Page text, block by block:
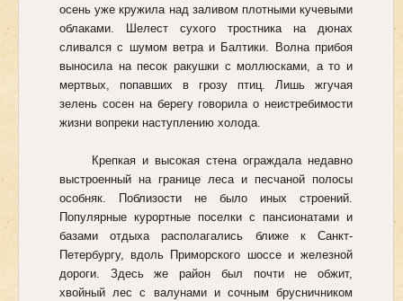
осень уже кружила над заливом плотными кучевыми
облаками. Шелест сухого тростника на дюнах
сливался с шумом ветра и Балтики. Волна прибоя
выносила на песок ракушки с моллюсками, а то и
мертвых, попавших в грозу птиц. Лишь жгучая
зелень сосен на берегу говорила о неистребимости
жизни вопреки наступлению холода.
Крепкая и высокая стена ограждала недавно
выстроенный на границе леса и песчаной полосы
особняк. Поблизости не было иных строений.
Популярные курортные поселки с пансионатами и
базами отдыха располагались ближе к Санкт-
Петербургу, вдоль Приморского шоссе и железной
дороги. Здесь же район был почти не обжит,
хвойный лес с валунами и сочным брусничником